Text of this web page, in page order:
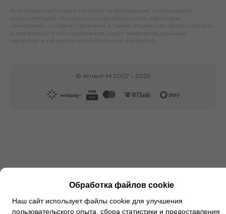
Вся представленная на сайте информация, касающаяся
комплектаций, технических характеристик, цветовых
сочетаний, условий гарантии, а также стоимости автомобилей
и сервисного обслуживания носит информационный
характер и не является публичной офертой.
© Атлант-М 2007 – 2026
Обработка файлов cookie
Наш сайт использует файлы cookie для улучшения
пользовательского опыта, сбора статистики и предоставления